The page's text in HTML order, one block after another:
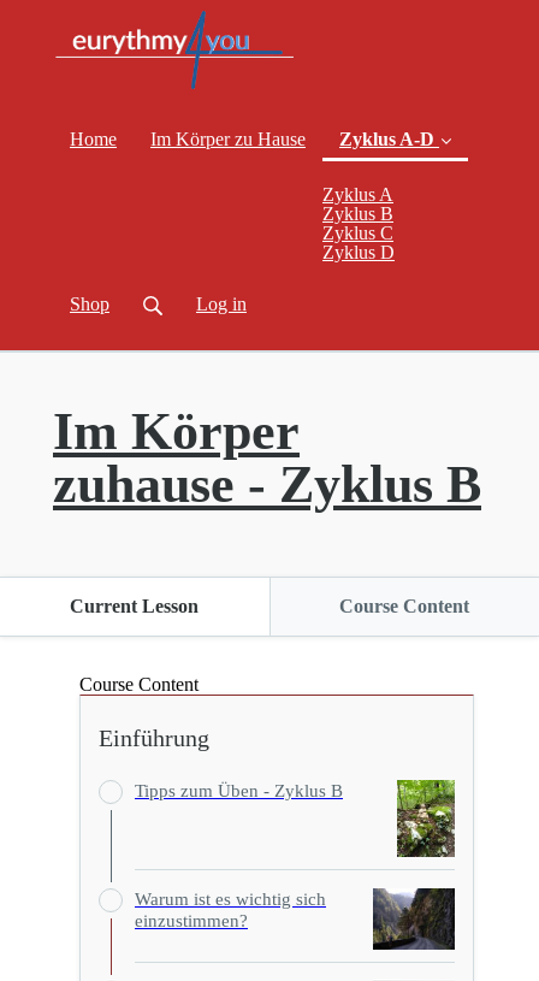
Home Im Körper zu Hause Zyklus A-D
Zyklus A
Zyklus B
Zyklus C
Zyklus D
Shop Log in
Im Körper
zuhause - Zyklus B
Current Lesson Course Content
Course Content
Einführung
Tipps zum Üben - Zyklus B
Warum ist es wichtig sich
einzustimmen?